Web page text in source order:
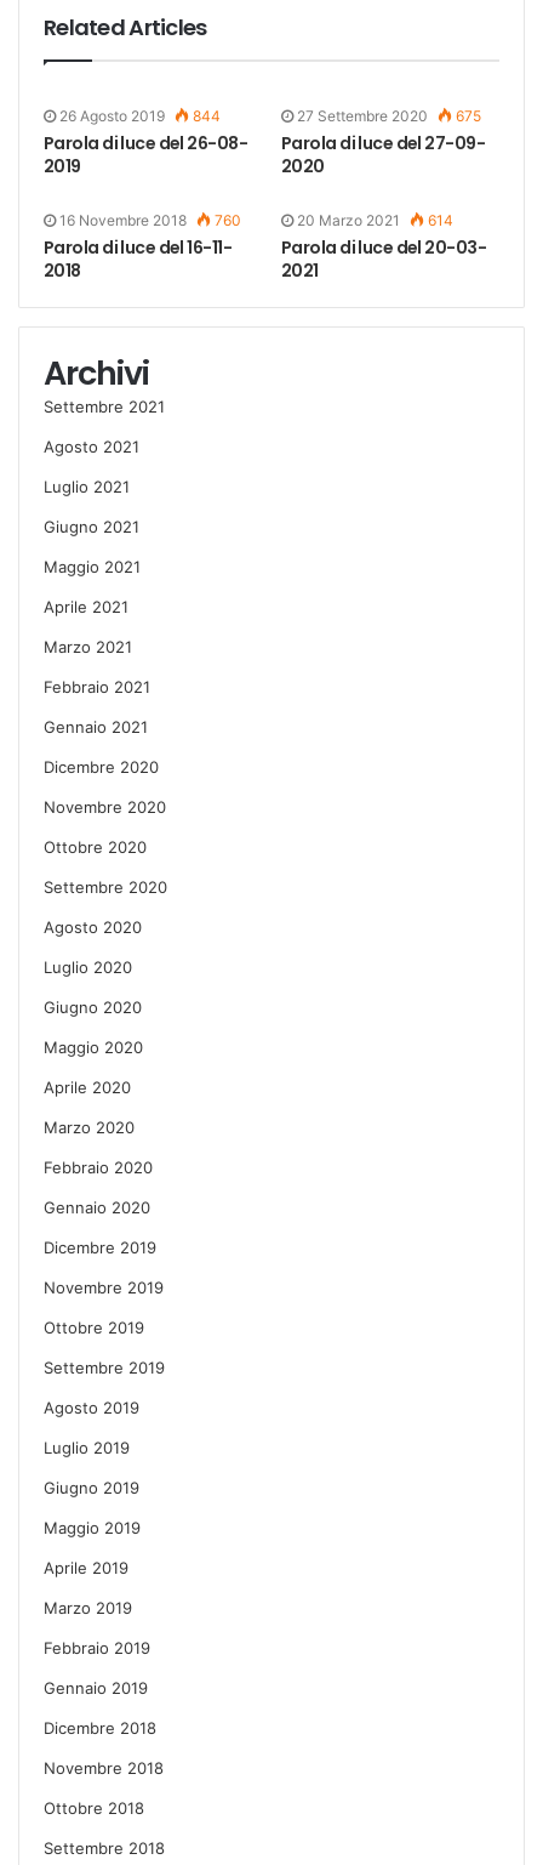
Related Articles
26 Agosto 2019 844
Parola di luce del 26-08-
2019
27 Settembre 2020 675
Parola di luce del 27-09-
2020
16 Novembre 2018 760
Parola di luce del 16-11-
2018
20 Marzo 2021 614
Parola di luce del 20-03-
2021
Archivi
Settembre 2021
Agosto 2021
Luglio 2021
Giugno 2021
Maggio 2021
Aprile 2021
Marzo 2021
Febbraio 2021
Gennaio 2021
Dicembre 2020
Novembre 2020
Ottobre 2020
Settembre 2020
Agosto 2020
Luglio 2020
Giugno 2020
Maggio 2020
Aprile 2020
Marzo 2020
Febbraio 2020
Gennaio 2020
Dicembre 2019
Novembre 2019
Ottobre 2019
Settembre 2019
Agosto 2019
Luglio 2019
Giugno 2019
Maggio 2019
Aprile 2019
Marzo 2019
Febbraio 2019
Gennaio 2019
Dicembre 2018
Novembre 2018
Ottobre 2018
Settembre 2018